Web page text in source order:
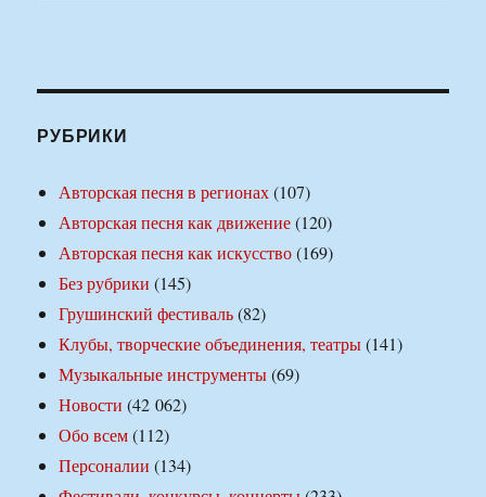
РУБРИКИ
Авторская песня в регионах(107)
Авторская песня как движение(120)
Авторская песня как искусство(169)
Без рубрики (145)
Грушинский фестиваль(82)
Клубы, творческие объединения, театры(141)
Музыкальные инструменты(69)
Новости (42 062)
Обо всем(112)
Персоналии (134)